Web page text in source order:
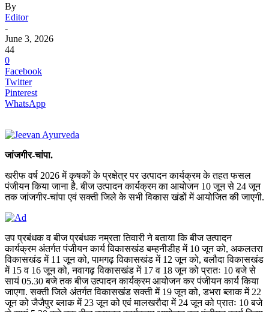
By
Editor
-
June 3, 2026
44
0
Facebook
Twitter
Pinterest
WhatsApp
जांजगीर-चांपा.
खरीफ वर्ष 2026 में कृषकों के प्रक्षेत्र पर उत्पादन कार्यक्रम के तहत फसल
पंजीयन किया जाना है. बीज उत्पादन कार्यक्रम का आयोजन 10 जून से 24 जून
तक जांजगीर-चांपा एवं सक्ती जिले के सभी विकास खंडों में आयोजित की जाएगी.
उप प्रबंधक व बीज प्रबंधक नम्रता तिवारी ने बताया कि बीज उत्पादन
कार्यक्रम अंतर्गत पंजीयन कार्य विकासखंड बम्हनीडीह में 10 जून को, अकलतरा
विकासखंड में 11 जून को, पामगढ़ विकासखंड में 12 जून को, बलौदा विकासखंड
में 15 व 16 जून को, नवागढ़ विकासखंड में 17 व 18 जून को प्रातः 10 बजे से
सायं 05.30 बजे तक बीज उत्पादन कार्यक्रम आयोजन कर पंजीयन कार्य किया
जाएगा. सक्ती जिले अंतर्गत विकासखंड सक्ती में 19 जून को, डभरा ब्लाक में 22
जून को जैजैपुर ब्लाक में 23 जून को एवं मालखरौदा में 24 जून को प्रातः 10 बजे